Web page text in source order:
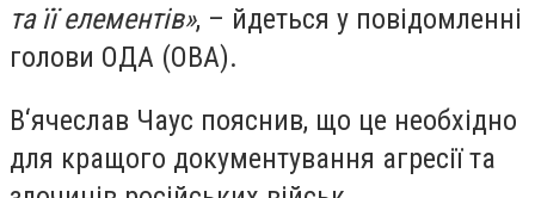
та її елементів», – йдеться у повідомленні
голови ОДА (ОВА).
В‘ячеслав Чаус пояснив, що це необхідно
для кращого документування агресії та